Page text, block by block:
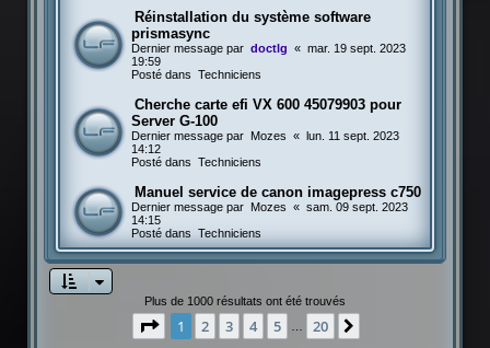
Réinstallation du système software
prismasync
Dernier message par doctlg « mar. 19 sept. 2023
19:59
Posté dans Techniciens
Cherche carte efi VX 600 45079903 pour
Server G-100
Dernier message par Mozes « lun. 11 sept. 2023
14:12
Posté dans Techniciens
Manuel service de canon imagepress c750
Dernier message par Mozes « sam. 09 sept. 2023
14:15
Posté dans Techniciens
Plus de 1000 résultats ont été trouvés
Page 1sur20
1 2 3 4 5 20